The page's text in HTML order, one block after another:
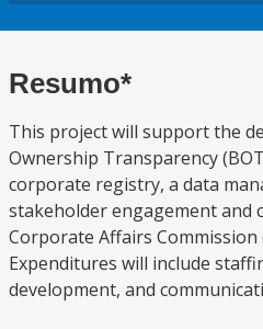
Resumo*
This project will support the
Ownership Transparency
corporate registry, a data
stakeholder engagement and
Corporate Affairs Commission
Expenditures will include
development, and